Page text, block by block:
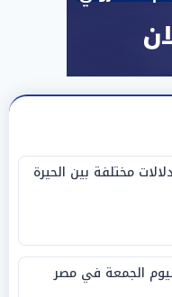
مختلفة بين الحيرة
الجمعة في مصر